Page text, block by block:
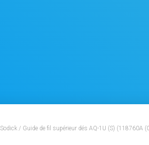
Sodick / Guide de fil supérieur dés AQ-1U (S) (118760A